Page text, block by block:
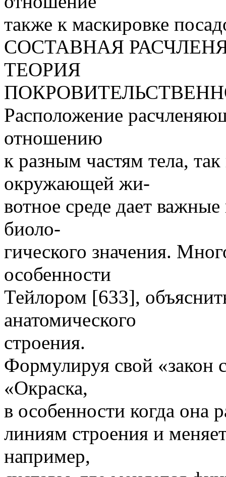
также к маскировке
СОСТАВНАЯ
ТЕОРИЯ
Расположение
отношению
к разным частям тела,
окружающей жи-
вотное среде дает
биоло-
гического значения.
особенности
Тейлором [633],
анатомического
строения.
Формулируя свой «закон
«Окраска,
в особенности когда она
линиям строения и
например,